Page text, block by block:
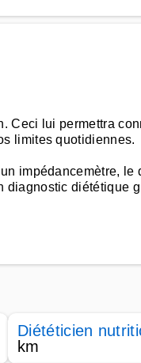
Ceci lui permettra
limites quotidiennes.
impédancemètre,
diagnostic diététique
Diététicien
km